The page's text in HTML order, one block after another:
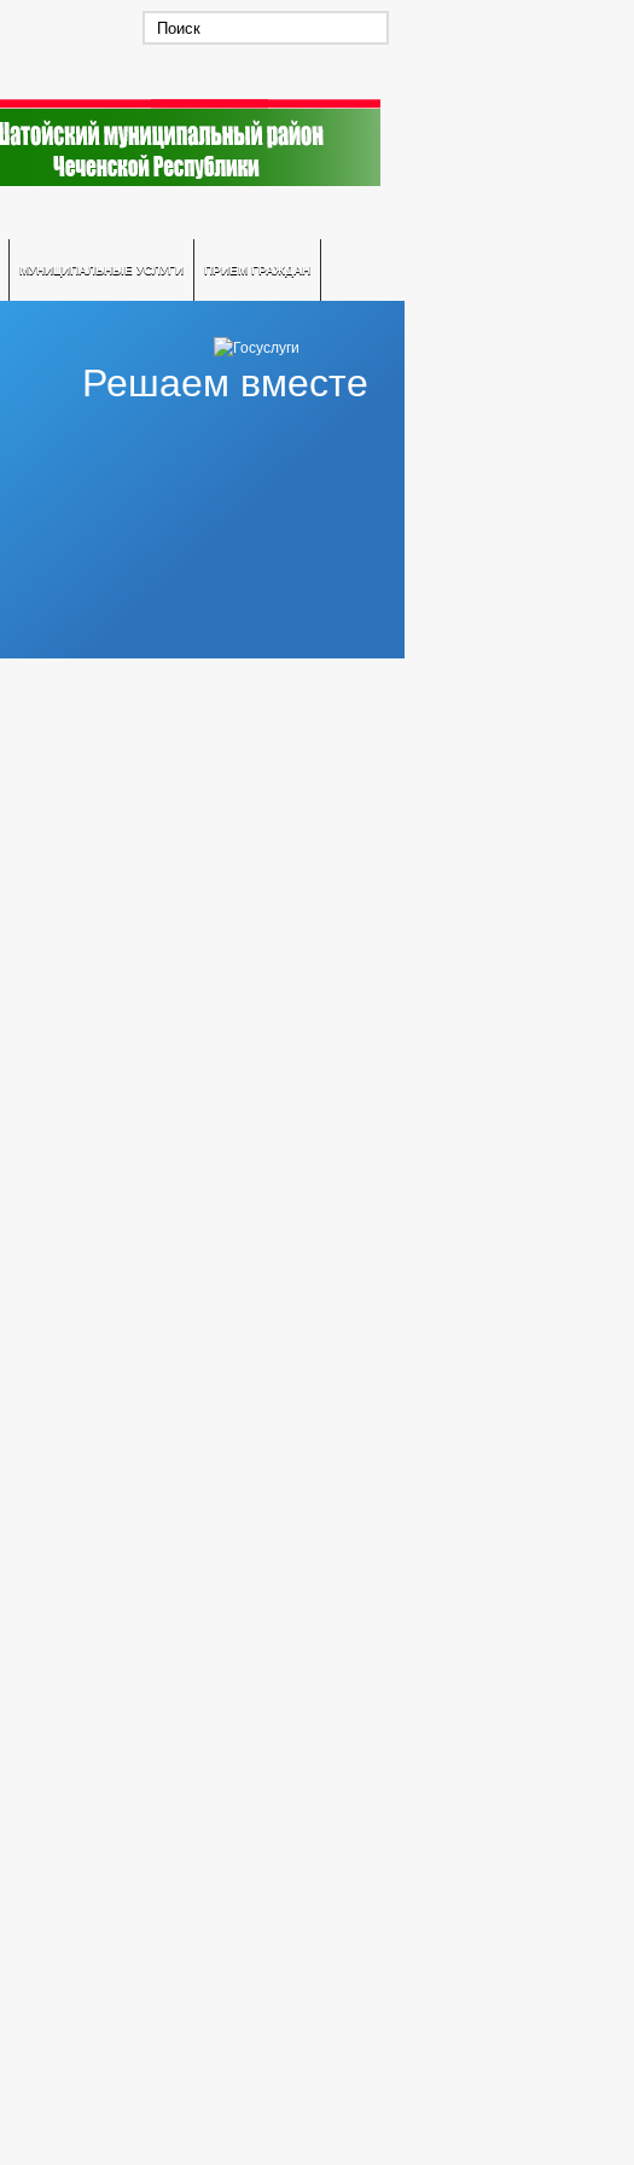
МУНИЦИПАЛЬНЫЕ УСЛУГИ ПРИЕМ ГРАЖДАН
Решаем вместе